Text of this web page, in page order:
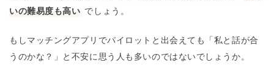
いの難易度も高い でしょう。
もしマッチングアプリでパイロットと出会えても「私と話が合
うのかな？」と不安に思う人も多いのではないでしょうか。